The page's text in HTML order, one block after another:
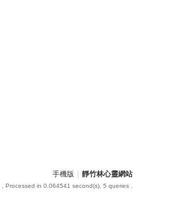
手機版 靜竹林心靈網站
, Processed in 0.064541 second(s), 5 queries .